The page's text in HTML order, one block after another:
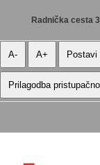
Radnička cesta
A- A+
Prilagodba